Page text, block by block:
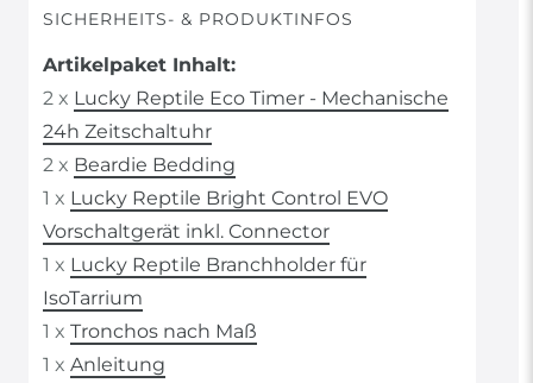
SICHERHEITS- & PRODUKTINFOS
Artikelpaket Inhalt:
2 x Lucky Reptile Eco Timer - Mechanische
24h Zeitschaltuhr
2 x Beardie Bedding
1 x Lucky Reptile Bright Control EVO
Vorschaltgerät inkl. Connector
1 x Lucky Reptile Branchholder für
IsoTarrium
1 x Tronchos nach Maß
1 x Anleitung